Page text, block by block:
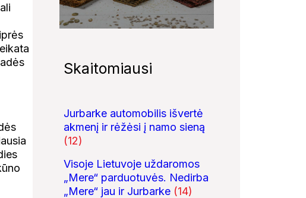
Skaitomiausi
Jurbarke automobilis išvertė
akmenį ir rėžėsi į namo sieną
(12)
Visoje Lietuvoje uždaromos
„Mere“ parduotuvės. Nedirba
„Mere“ jau ir Jurbarke (14)